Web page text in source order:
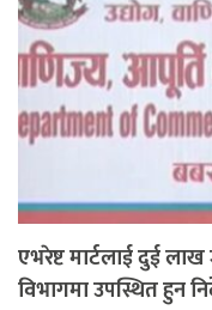
एभरेष्ट मार्टलाई दुई लाख
विभागमा उपस्थित हुन